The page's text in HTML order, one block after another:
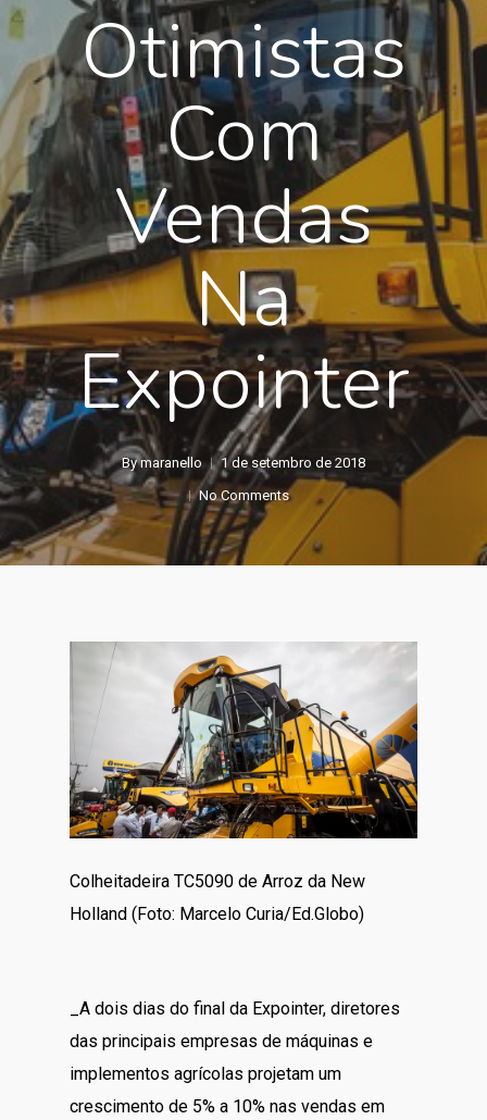
Otimistas
Com
Vendas
Na
Expointer
By maranello
1 de setembro de 2018
No Comments
Colheitadeira TC5090 de Arroz da New
Holland (Foto: Marcelo Curia/Ed.Globo)
_A dois dias do final da Expointer, diretores
das principais empresas de máquinas e
implementos agrícolas projetam um
crescimento de 5% a 10% nas vendas em